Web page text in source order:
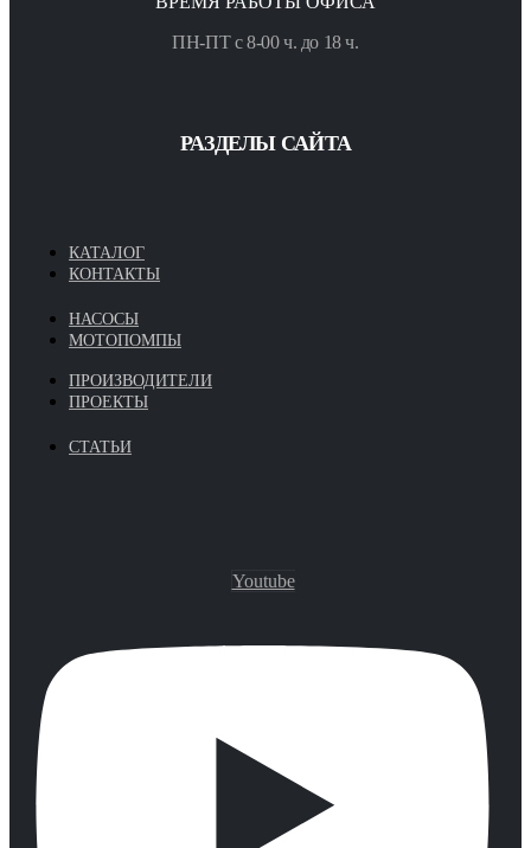
ПН-ПТ с 8-00 ч. до 18 ч.
РАЗДЕЛЫ САЙТА
КАТАЛОГ
КОНТАКТЫ
НАСОСЫ
МОТОПОМПЫ
ПРОИЗВОДИТЕЛИ
ПРОЕКТЫ
СТАТЬИ
Youtube